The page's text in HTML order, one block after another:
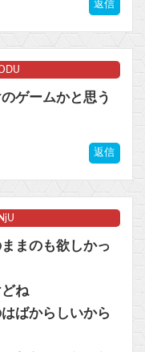
返信
ゲームかと思う
返信
まのも欲しかっ
ね
ばからしいから